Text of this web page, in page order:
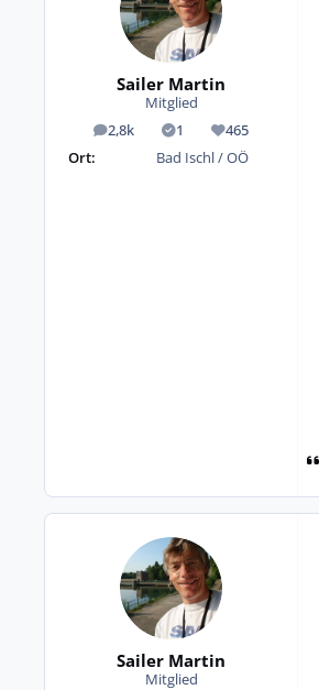
Sailer Martin
Mitglied
2,8k
Beiträge 1
Lösungen465
Reputation
Ort:
Bad Ischl / OÖ
Sailer Martin
Mitglied